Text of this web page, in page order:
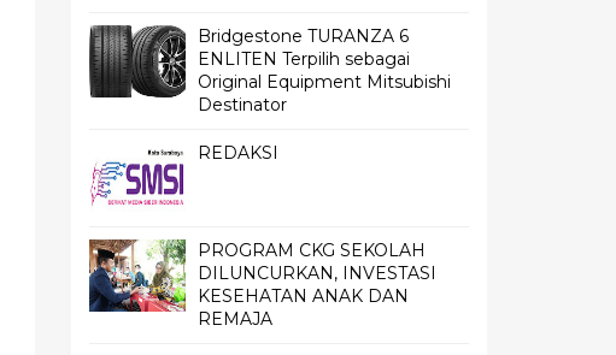
Bridgestone TURANZA 6
ENLITEN Terpilih sebagai
Original Equipment Mitsubishi
Destinator
REDAKSI
PROGRAM CKG SEKOLAH
DILUNCURKAN, INVESTASI
KESEHATAN ANAK DAN
REMAJA